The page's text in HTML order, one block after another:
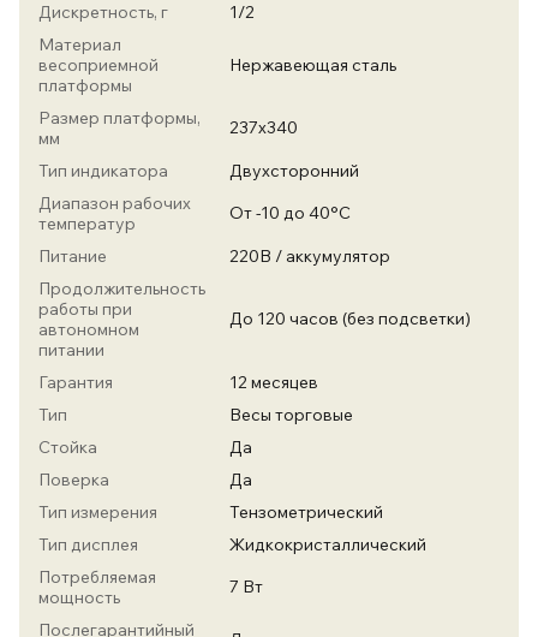
Дискретность, г
1/2
Материал
весоприемной
платформы
Нержавеющая сталь
Размер платформы,
мм
237х340
Тип индикатора
Двухсторонний
Диапазон рабочих
температур
От -10 до 40°С
Питание
220В / аккумулятор
Продолжительность
работы при
автономном
питании
До 120 часов (без подсветки)
Гарантия
12 месяцев
Тип
Весы торговые
Стойка
Да
Поверка
Да
Тип измерения
Тензометрический
Тип дисплея
Жидкокристаллический
Потребляемая
мощность
7 Вт
Послегарантийный